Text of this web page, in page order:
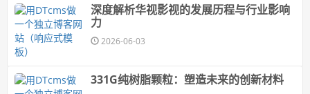
深度解析华视影视的发展历程与行业影响
力
2026-06-03
331G纯树脂颗粒：塑造未来的创新材料